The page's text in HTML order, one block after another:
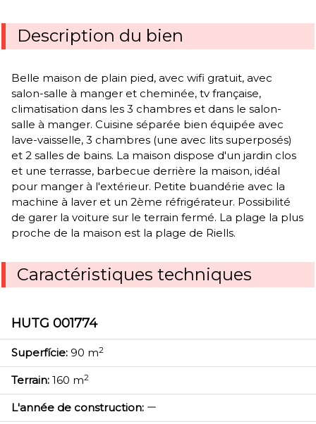
Description du bien
Belle maison de plain pied, avec wifi gratuit, avec
salon-salle à manger et cheminée, tv française,
climatisation dans les 3 chambres et dans le salon-
salle à manger. Cuisine séparée bien équipée avec
lave-vaisselle, 3 chambres (une avec lits superposés)
et 2 salles de bains. La maison dispose d'un jardin clos
et une terrasse, barbecue derrière la maison, idéal
pour manger à l'extérieur. Petite buandérie avec la
machine à laver et un 2ème réfrigérateur. Possibilité
de garer la voiture sur le terrain fermé. La plage la plus
proche de la maison est la plage de Riells.
Caractéristiques techniques
HUTG 001774
Superfície: 90 m2
Terrain: 160 m2
L'année de construction: